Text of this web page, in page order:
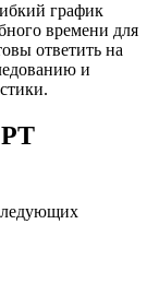
график
времени для
ответить на
и